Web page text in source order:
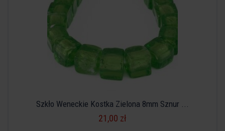
Szkło Weneckie Kostka Zielona 8mm Sznur ...
21,00 zł